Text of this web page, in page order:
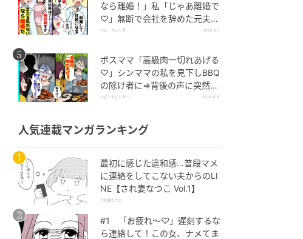
なら離婚！」私「じゃあ離婚で
♡」無断で会社を辞めた元夫、
お先真っ暗！
ベビーカレンダー 2026.8.7
ボスママ「高級肉一切れあげる
♡」シンママの私を見下しBBQ
の除け者に⇒背後の声に突然青
ざめたワケ
ベビーカレンダー 2026.8.8
人気連載マンガランキング
最初に感じた違和感…普段マメ
に連絡をしてこない夫からのLI
NE【され妻なつこ Vol.1】
され妻なつこ
#1 「お疲れ〜♡」遅刻するな
ら連絡して！この女、ナメてま